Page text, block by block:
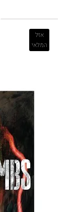
אזל
המלאי